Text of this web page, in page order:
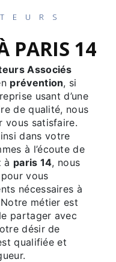
PARIS 14
Associés
prévention, si
usant d’une
de qualité, nous
vous satisfaire.
dans votre
à l’écoute de
à paris 14, nous
vous
nécessaires à
métier est
partager avec
désir de
qualifiée et